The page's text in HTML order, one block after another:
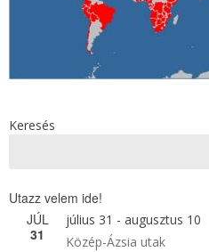
Keresés
Utazz velem ide!
JÚL
31
július 31 - augusztus 10
Közép-Ázsia utak